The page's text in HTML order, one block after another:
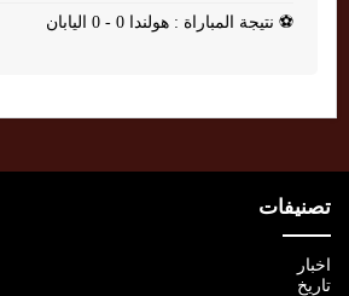
⚽ نتيجة المباراة : هولندا 0 - 0 اليابان
تصنيفات
اخبار
تاريخ